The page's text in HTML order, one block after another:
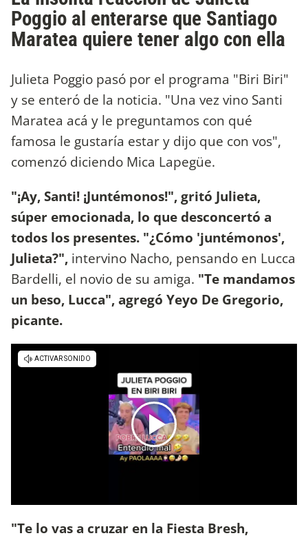
Poggio al enterarse que Santiago
Maratea quiere tener algo con ella
Julieta Poggio pasó por el programa "Biri Biri"
y se enteró de la noticia. "Una vez vino Santi
Maratea acá y le preguntamos con qué
famosa le gustaría estar y dijo que con vos",
comenzó diciendo Mica Lapegüe.
"¡Ay, Santi! ¡Juntémonos!", gritó Julieta,
súper emocionada, lo que desconcertó a
todos los presentes. "¿Cómo 'juntémonos',
Julieta?", intervino Nacho, pensando en Lucca
Bardelli, el novio de su amiga. "Te mandamos
un beso, Lucca", agregó Yeyo De Gregorio,
picante.
"Te lo vas a cruzar en la Fiesta Bresh,